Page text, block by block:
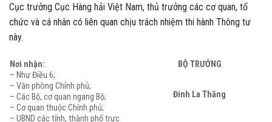
Cục trưởng Cục Hàng hải Việt Nam, thủ trưởng các cơ quan, tổ
chức và cá nhân có liên quan chịu trách nhiệm thi hành Thông tư
này.
Nơi nhận:
– Như Điều 6;
– Văn phòng Chính phủ;
– Các Bộ, cơ quan ngang Bộ;
– Cơ quan thuộc Chính phủ;
– UBND các tỉnh, thành phố trực
BỘ TRƯỞNG
Đinh La Thăng